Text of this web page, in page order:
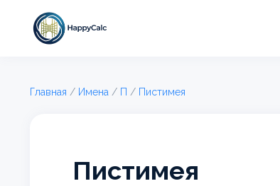
Главная / Имена / П / Пистимея
Пистимея